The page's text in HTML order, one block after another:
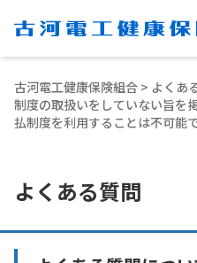
古河電工健康保険組合 > よくあ
制度の取扱いをしていない旨を
払制度を利用することは不可能
よくある質問